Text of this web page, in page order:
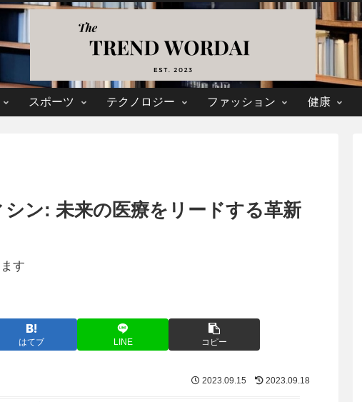
スポーツ テクノロジー ファッション 健康
ン: 未来の医療をリードする革新
す
はてブ LINE コピー
2023.09.15 2023.09.18